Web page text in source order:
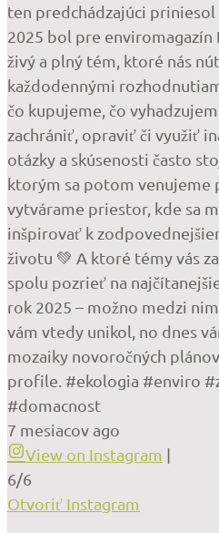
ten predchádzajúci priniesol
2025 bol pre enviromagazín
živý a plný tém, ktoré nás
každodennými
čo kupujeme, čo
zachrániť, opraviť či využiť
otázky a skúsenosti často
ktorým sa potom venujeme
vytvárame priestor, kde sa
inšpirovať k
životu 💚 A ktoré témy vás
spolu pozrieť na
rok 2025 – možno medzi
vám vtedy unikol, no dnes
mozaiky novoročných
profile. #ekologia #enviro
#domacnost
7 mesiacov ago
View on Instagram |
6/6
Otvoriť Instagram